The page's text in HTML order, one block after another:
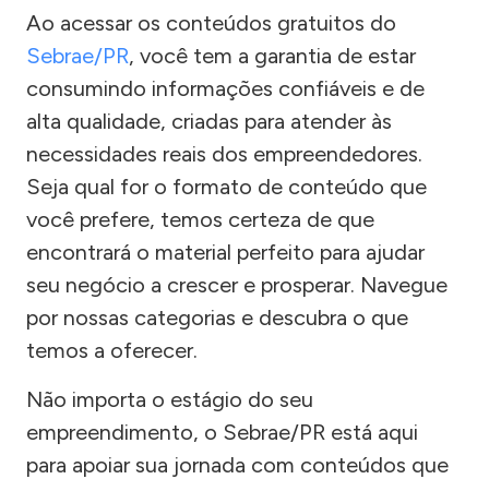
Ao acessar os conteúdos gratuitos do
Sebrae/PR, você tem a garantia de estar
consumindo informações confiáveis e de
alta qualidade, criadas para atender às
necessidades reais dos empreendedores.
Seja qual for o formato de conteúdo que
você prefere, temos certeza de que
encontrará o material perfeito para ajudar
seu negócio a crescer e prosperar. Navegue
por nossas categorias e descubra o que
temos a oferecer.
Não importa o estágio do seu
empreendimento, o Sebrae/PR está aqui
para apoiar sua jornada com conteúdos que